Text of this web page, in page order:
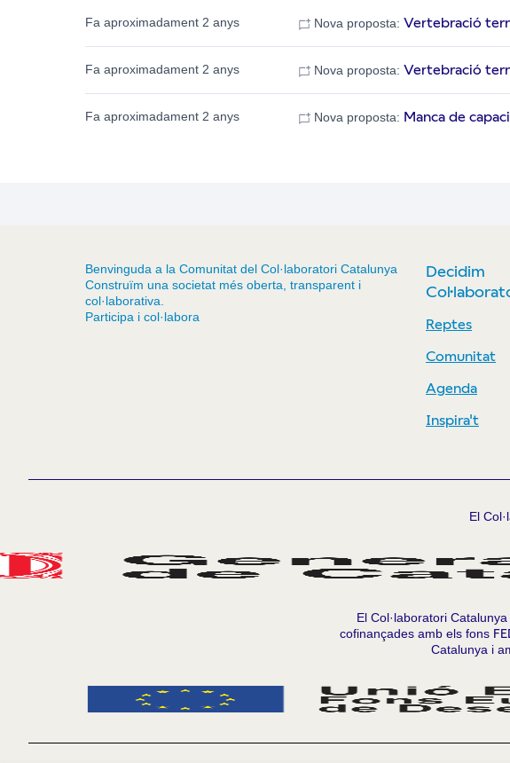
Fa aproximadament 2 anys Nova proposta: Vertebració
Fa aproximadament 2 anys Nova proposta: Vertebració
Fa aproximadament 2 anys Nova proposta: Manca de
Benvinguda a la Comunitat del Col·laboratori Catalunya
Construïm una societat més oberta, transparent i
col·laborativa.
Participa i col·labora
Decidim
Reptes
Comunitat
Agenda
Inspira't
El
El Col·laboratori
cofinançades amb els fons
Catalunya i